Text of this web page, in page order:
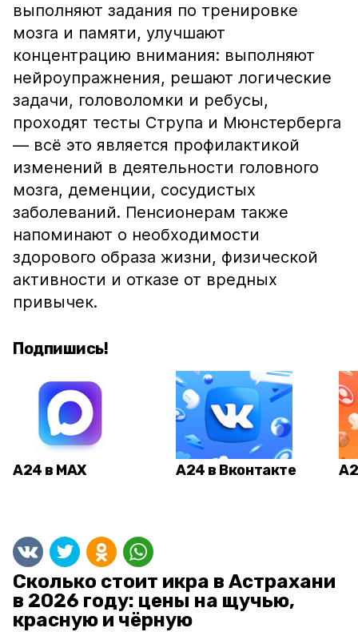
выполняют задания по тренировке
мозга и памяти, улучшают
концентрацию внимания: выполняют
нейроупражнения, решают логические
задачи, головоломки и ребусы,
проходят тесты Струпа и Мюнстерберга
— всё это является профилактикой
изменений в деятельности головного
мозга, деменции, сосудистых
заболеваний. Пенсионерам также
напоминают о необходимости
здорового образа жизни, физической
активности и отказе от вредных
привычек.
Подпишись!
А24 в MAX А24 в Вконтакте
Сколько стоит икра в Астрахани
в 2026 году: цены на щучью,
красную и чёрную